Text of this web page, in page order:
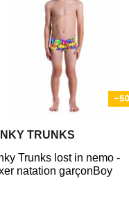
TRUNKS
Trunks lost in nemo -
natation garçonBoy